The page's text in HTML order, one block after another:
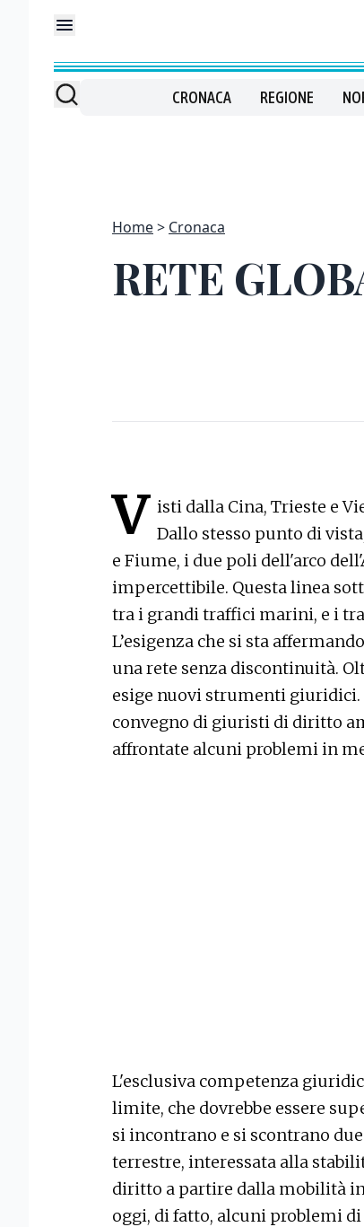
CRONACA REGIONE
Home Cronaca
RETE
V isti dalla Cina, Trieste e
Dallo stesso punto di
e Fiume, i due poli dell'arco
impercettibile. Questa linea
tra i grandi traffici marini, e i
L’esigenza che si sta
una rete senza discontinuità.
esige nuovi strumenti giuridici.
convegno di giuristi di diritto
affrontate alcuni problemi in
L'esclusiva competenza
limite, che dovrebbe essere
si incontrano e si scontrano
terrestre, interessata alla
diritto a partire dalla mobilità
oggi, di fatto, alcuni problemi